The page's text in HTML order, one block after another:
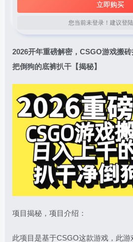
立即购买
您当前未登录！建议登
2026开年重磅解密，CSGO游戏搬砖
把倒狗的底裤扒干【揭秘】
项目揭秘，项目介绍：
此项目是基于CSGO这款游戏，此